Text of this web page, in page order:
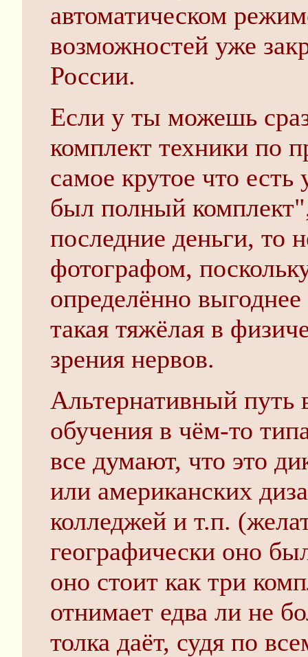
автоматическом
возможностей уже
России.
Если у ты можешь
комплект техники по
самое крутое что
был полный
последние деньги, то
фотографом,
определённо
такая тяжёлая в
зрения нервов.
Альтернативный путь
обучения в чём-то
все думают, что это
или американских
колледжей и т.п.
географически оно
оно стоит как три
отнимает едва ли не
толка даёт, судя по